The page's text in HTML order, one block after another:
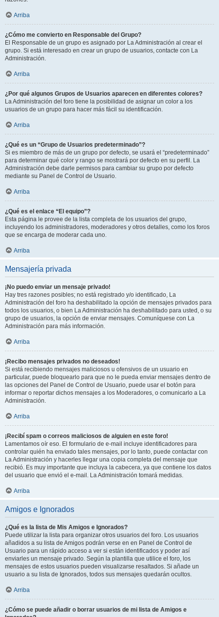
Arriba
¿Cómo me convierto en Responsable del Grupo?
El Responsable de un grupo es asignado por La Administración al crear el
grupo. Si está interesado en crear un grupo de usuarios, contacte con La
Administración.
Arriba
¿Por qué algunos Grupos de Usuarios aparecen en diferentes colores?
La Administración del foro tiene la posibilidad de asignar un color a los
usuarios de un grupo para hacer más fácil su identificación.
Arriba
¿Qué es un “Grupo de Usuarios predeterminado”?
Si es miembro de más de un grupo por defecto, se usará el “predeterminado”
para determinar qué color y rango se mostrará por defecto en su perfil. La
Administración debe darle permisos para cambiar su grupo por defecto
mediante su Panel de Control de Usuario.
Arriba
¿Qué es el enlace “El equipo”?
Esta página le provee de la lista completa de los usuarios del grupo,
incluyendo los administradores, moderadores y otros detalles, como los foros
que se encarga de moderar cada uno.
Arriba
Mensajería privada
¡No puedo enviar un mensaje privado!
Hay tres razones posibles; no está registrado y/o identificado, La
Administración del foro ha deshabilitado la opción de mensajes privados para
todos los usuarios, o bien La Administración ha deshabilitado para usted, o su
grupo de usuarios, la opción de enviar mensajes. Comuníquese con La
Administración para más información.
Arriba
¡Recibo mensajes privados no deseados!
Si está recibiendo mensajes maliciosos u ofensivos de un usuario en
particular, puede bloquearlo para que no le pueda enviar mensajes dentro de
las opciones del Panel de Control de Usuario, puede usar el botón para
informar o reportar dichos mensajes a los Moderadores, o comunicarlo a La
Administración.
Arriba
¡Recibí spam o correos maliciosos de alguien en este foro!
Lamentamos oír eso. El formulario de e-mail incluye identificadores para
controlar quién ha enviado tales mensajes, por lo tanto, puede contactar con
La Administración y hacerles llegar una copia completa del mensaje que
recibió. Es muy importante que incluya la cabecera, ya que contiene los datos
del usuario que envió el e-mail. La Administración tomará medidas.
Arriba
Amigos e Ignorados
¿Qué es la lista de Mis Amigos e Ignorados?
Puede utilizar la lista para organizar otros usuarios del foro. Los usuarios
añadidos a su lista de Amigos podrán verse en en Panel de Control de
Usuario para un rápido acceso a ver si están identificados y poder así
enviarles un mensaje privado. Según la plantilla que utilice el foro, los
mensajes de estos usuarios pueden visualizarse resaltados. Si añade un
usuario a su lista de Ignorados, todos sus mensajes quedarán ocultos.
Arriba
¿Cómo se puede añadir o borrar usuarios de mi lista de Amigos e